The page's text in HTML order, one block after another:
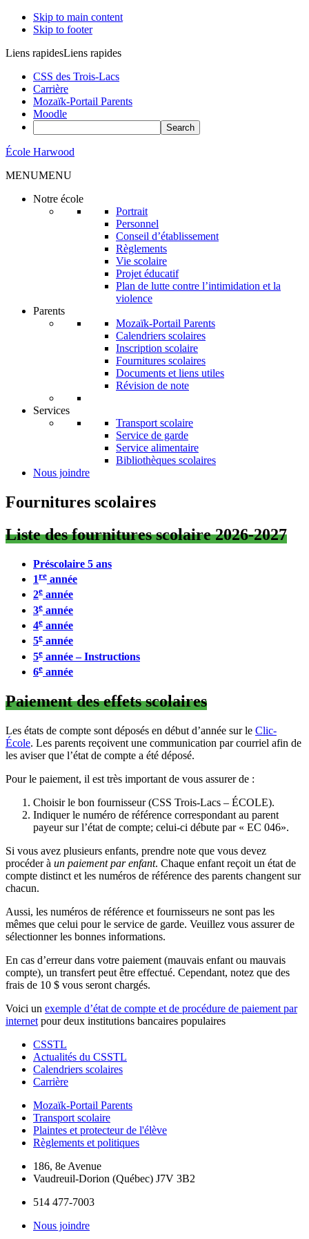
Skip to main content
Skip to footer
Liens rapidesLiens rapides
CSS des Trois-Lacs
Carrière
Mozaïk-Portail Parents
Moodle
École Harwood
MENUMENU
Notre école
Portrait
Personnel
Conseil d’établissement
Règlements
Vie scolaire
Projet éducatif
Plan de lutte contre l’intimidation et la
violence
Parents
Mozaïk-Portail Parents
Calendriers scolaires
Inscription scolaire
Fournitures scolaires
Documents et liens utiles
Révision de note
Services
Transport scolaire
Service de garde
Service alimentaire
Bibliothèques scolaires
Nous joindre
Fournitures scolaires
Liste des fournitures scolaire 2026-2027
Préscolaire 5 ans
1re année
2e année
3e année
4e année
5e année
5e année – Instructions
6e année
Paiement des effets scolaires
Les états de compte sont déposés en début d’année sur le Clic-
École. Les parents reçoivent une communication par courriel afin de
les aviser que l’état de compte a été déposé.
Pour le paiement, il est très important de vous assurer de :
Choisir le bon fournisseur (CSS Trois-Lacs – ÉCOLE).
Indiquer le numéro de référence correspondant au parent
payeur sur l’état de compte; celui-ci débute par « EC 046».
Si vous avez plusieurs enfants, prendre note que vous devez
procéder à un paiement par enfant. Chaque enfant reçoit un état de
compte distinct et les numéros de référence des parents changent sur
chacun.
Aussi, les numéros de référence et fournisseurs ne sont pas les
mêmes que celui pour le service de garde. Veuillez vous assurer de
sélectionner les bonnes informations.
En cas d’erreur dans votre paiement (mauvais enfant ou mauvais
compte), un transfert peut être effectué. Cependant, notez que des
frais de 10 $ vous seront chargés.
Voici un exemple d’état de compte et de procédure de paiement par
internet pour deux institutions bancaires populaires
Footer
CSSTL
Actualités du CSSTL
Calendriers scolaires
Carrière
Mozaïk-Portail Parents
Transport scolaire
Plaintes et protecteur de l'élève
Règlements et politiques
186, 8e Avenue
Vaudreuil-Dorion (Québec) J7V 3B2
514 477-7003
Nous joindre